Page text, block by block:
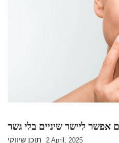
תוכן שיווקי 2 April, 2025